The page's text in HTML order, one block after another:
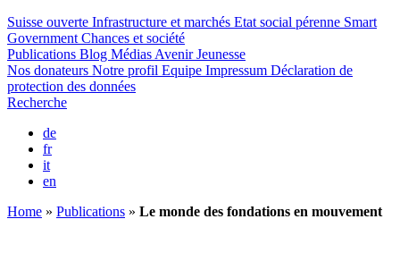
Suisse ouverte Infrastructure et marchés Etat social pérenne Smart
Government Chances et société
Publications Blog Médias Avenir Jeunesse
Nos donateurs Notre profil Equipe Impressum Déclaration de
protection des données
Recherche
de
fr
it
en
Home » Publications » Le monde des fondations en mouvement